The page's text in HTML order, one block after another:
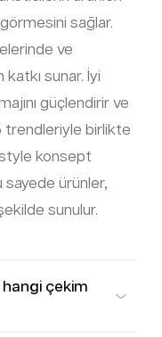
sağlar.
ve
sunar. İyi
güçlendirir ve
trendleriyle birlikte
konsept
sayede ürünler,
sunulur.
çekim